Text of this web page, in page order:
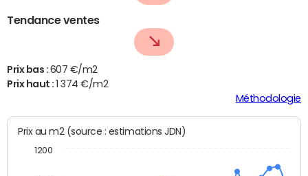
Tendance ventes
Prix bas : 607 €/m2
Prix haut :
1 374 €/m2
Méthodologie
Prix au m2 (source : estimations JDN)
1200